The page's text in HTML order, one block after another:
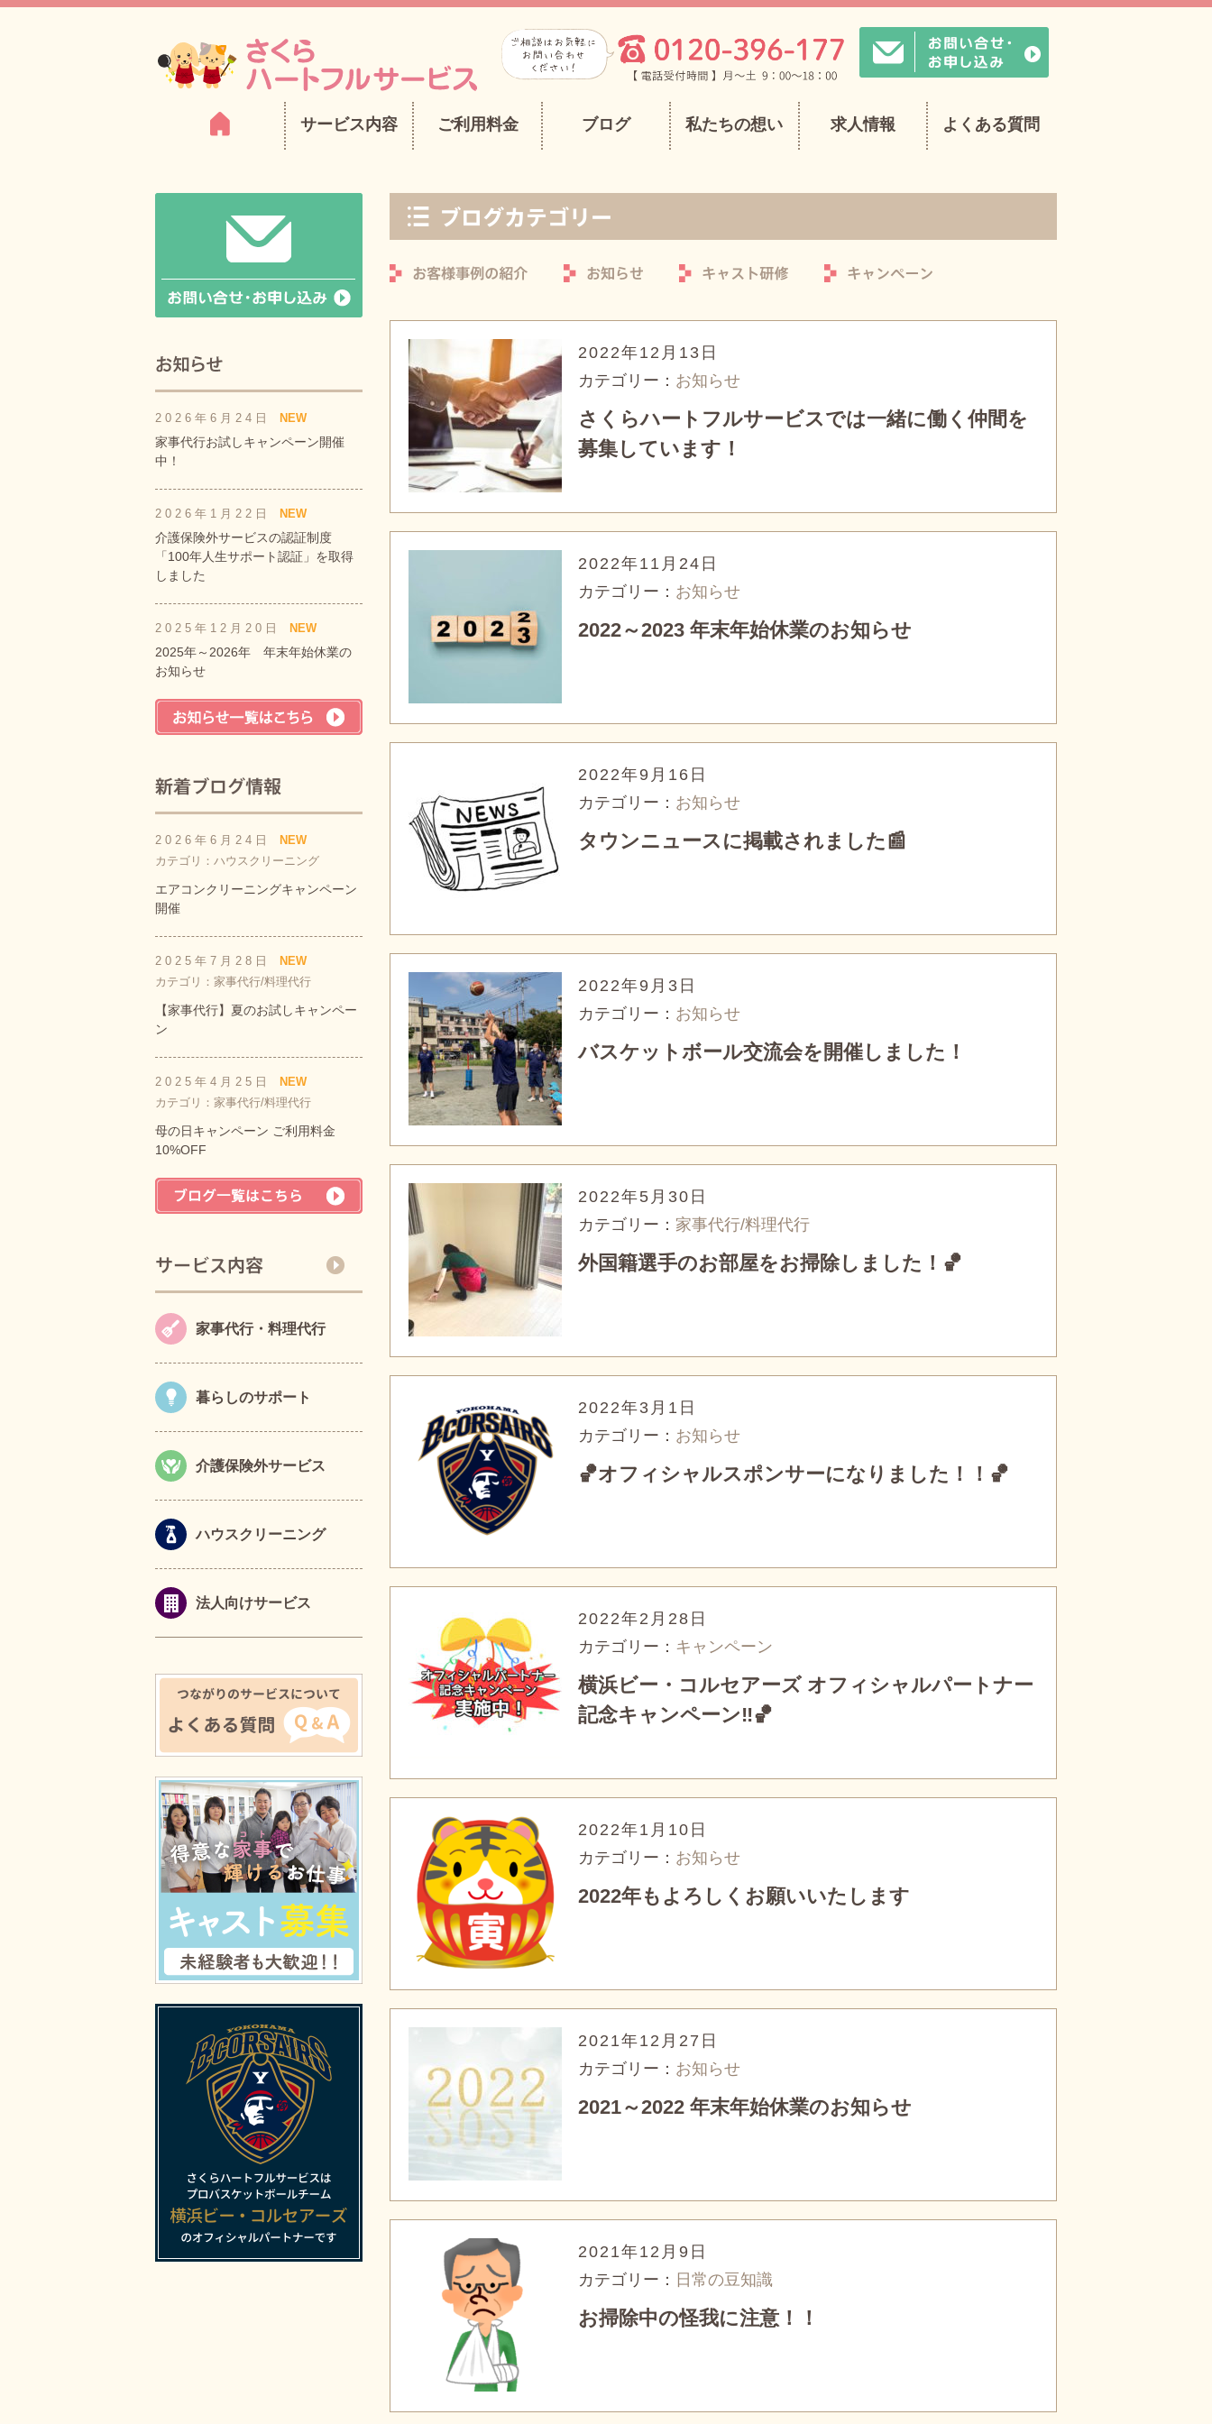
サービス内容 ご利用料金 ブログ 私たちの想い 求人情報 よくある質問
2022年12月13日
カテゴリー： お知らせ
さくらハートフルサービスでは一緒に働く仲間を
募集しています！
2022年11月24日
カテゴリー： お知らせ
2022～2023 年末年始休業のお知らせ
2022年9月16日
カテゴリー： お知らせ
タウンニュースに掲載されました📰
2022年9月3日
カテゴリー： お知らせ
バスケットボール交流会を開催しました！
2022年5月30日
カテゴリー： 家事代行/料理代行
外国籍選手のお部屋をお掃除しました！🏀
2022年3月1日
カテゴリー： お知らせ
🏀オフィシャルスポンサーになりました！！🏀
2022年2月28日
カテゴリー： キャンペーン
横浜ビー・コルセアーズ オフィシャルパートナー
記念キャンペーン‼🏀
2022年1月10日
カテゴリー： お知らせ
2022年もよろしくお願いいたします
2021年12月27日
カテゴリー： お知らせ
2021～2022 年末年始休業のお知らせ
2021年12月9日
カテゴリー： 日常の豆知識
お掃除中の怪我に注意！！
2026年6月24日 NEW
家事代行お試しキャンペーン開催
中！
2026年1月22日 NEW
介護保険外サービスの認証制度
「100年人生サポート認証」を取得
しました
2025年12月20日 NEW
2025年～2026年 年末年始休業の
お知らせ
2026年6月24日
NEW
カテゴリ：ハウスクリーニング
エアコンクリーニングキャンペーン
開催
2025年7月28日
NEW
カテゴリ：家事代行/料理代行
【家事代行】夏のお試しキャンペー
ン
2025年4月25日
NEW
カテゴリ：家事代行/料理代行
母の日キャンペーン ご利用料金
10%OFF
家事代行・料理代行
暮らしのサポート
介護保険外サービス
ハウスクリーニング
法人向けサービス